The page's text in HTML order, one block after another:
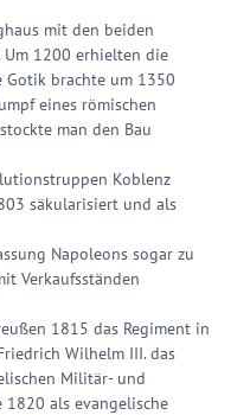
mit den beiden
1200 erhielten die
Gotik brachte um 1350
eines römischen
man den Bau
Koblenz
säkularisiert und als
Napoleons sogar zu
Verkaufsständen
1815 das Regiment in
Wilhelm III. das
Militär- und
als evangelische